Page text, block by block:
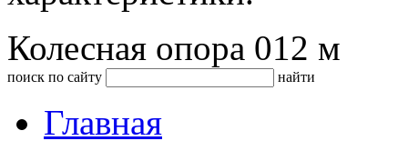
Колесная опора 012 м
поиск по сайту найти
Главная